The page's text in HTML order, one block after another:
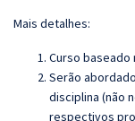
Mais detalhes:
Curso baseado
Serão
disciplina (não
respectivos